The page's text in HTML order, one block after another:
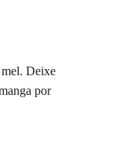
Deixe
por